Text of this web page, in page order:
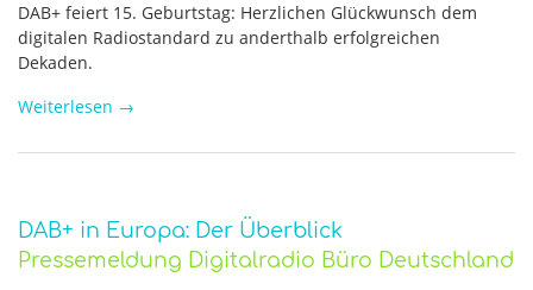
DAB+ feiert 15. Geburtstag: Herzlichen Glückwunsch dem
digitalen Radiostandard zu anderthalb erfolgreichen
Dekaden.
Weiterlesen →
DAB+ in Europa: Der Überblick
Pressemeldung Digitalradio Büro Deutschland